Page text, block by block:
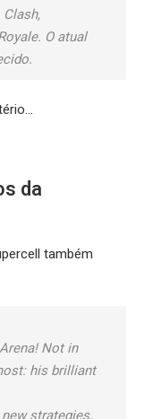
O atual
da
também
Not in
his brilliant